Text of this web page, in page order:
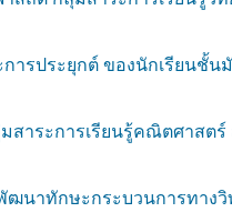
ารประยุกต์ ของนักเรียนชั้น
สาระการเรียนรู้คณิตศาสต
นาทักษะกระบวนการทาง